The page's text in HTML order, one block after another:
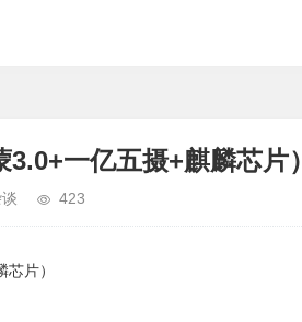
一亿五摄+麒麟芯片）
423
片）